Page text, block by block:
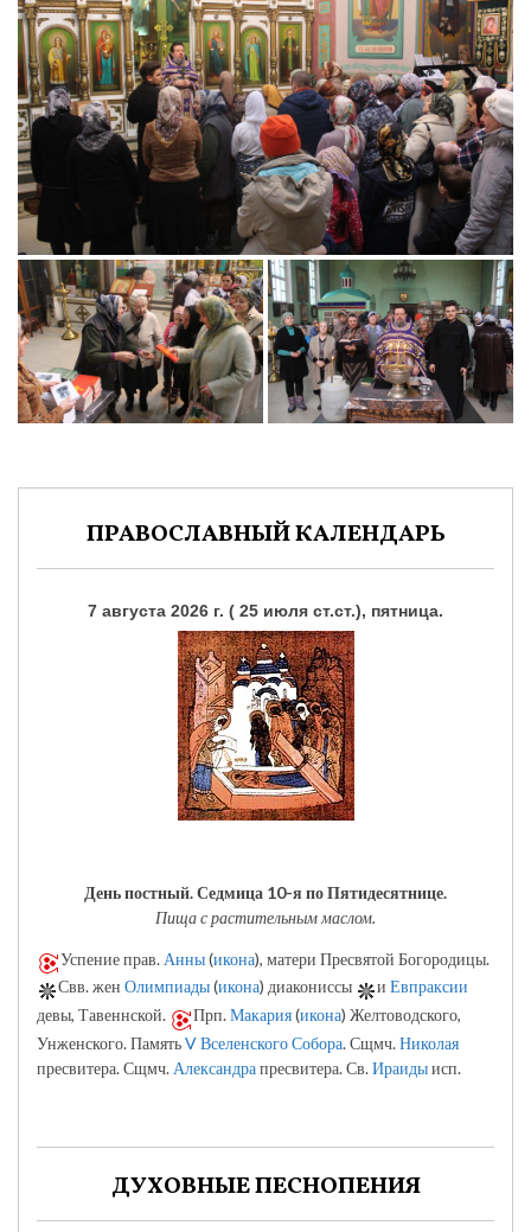
ПРАВОСЛАВНЫЙ КАЛЕНДАРЬ
7 августа 2026 г. ( 25 июля ст.ст.), пятница.
День постный.Седмица 10-я по Пятидесятнице.
Пища с растительным маслом.
Успение прав. Анны(икона), матери Пресвятой Богородицы.
Свв. жен Олимпиады(икона) диакониссы и Евпраксии
девы, Тавеннской.
Прп.Макария(икона) Желтоводского,
Унженского. ПамятьV Вселенского Собора. Сщмч.Николая
пресвитера. Сщмч. Александрапресвитера. Св.Ираидыисп.
ДУХОВНЫЕ ПЕСНОПЕНИЯ